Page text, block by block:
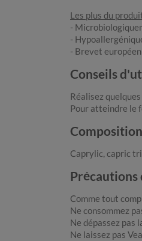
Les plus du
-
-
- Brevet européen
Conseils
Réalisez
Pour atteindre le
Composition
Caprylic, capric
Précautions
Comme tout
Ne consommez
Ne dépassez pas
Ne laissez pas